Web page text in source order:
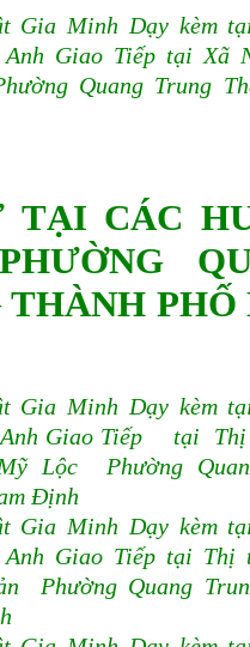
Gia Minh Dạy kèm
Giao Tiếp tại Xã
Quang Trung
TẠI CÁC
THÀNH PHỐ
Gia Minh Dạy kèm
Anh Giao Tiếp tại
Lộc Phường
Định
Gia Minh Dạy kèm
Anh Giao Tiếp tại Thị
Phường Quang